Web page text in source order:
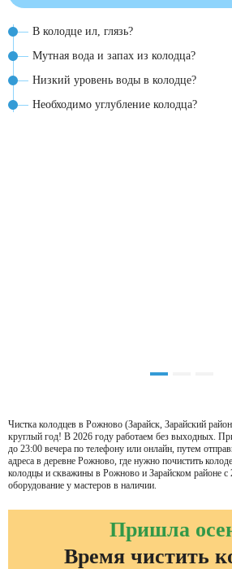
В колодце ил, глязь?
Мутная вода и запах из колодца?
Низкий уровень воды в колодце?
Необходимо углубление колодца?
Чистка колодцев в Рожново (Зарайск, Зарайский
круглый год! В 2026 году работаем без выходных.
до 23:00 вечера по телефону или онлайн, путем
адреса в деревне Рожново, где нужно почистить
колодцы и скважины в Рожново и Зарайском районе
оборудование у мастеров в наличии.
Пришла
Время чистить